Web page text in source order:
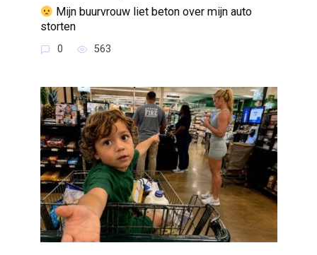
Mijn buurvrouw liet beton over mijn auto
storten
0 563